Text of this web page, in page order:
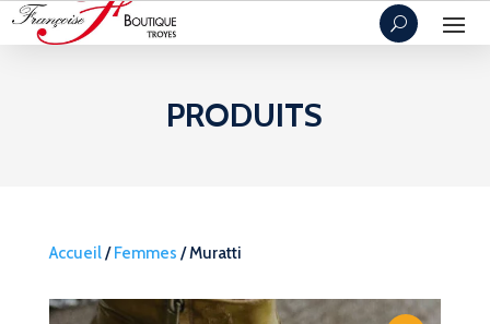
PRODUITS
Accueil/Femmes / Muratti